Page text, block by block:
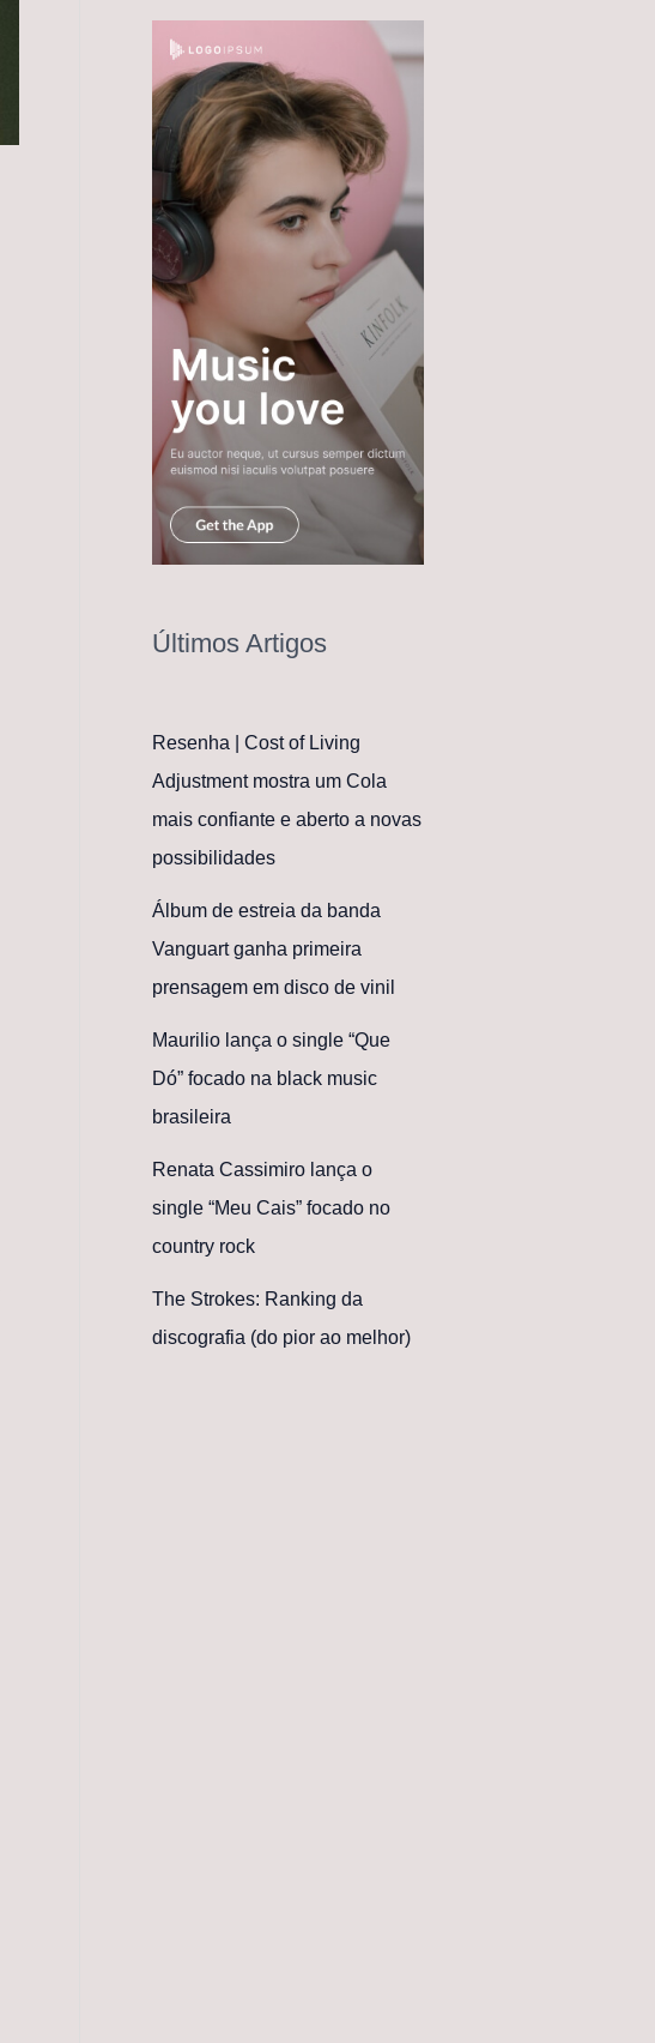
Últimos Artigos
Resenha | Cost of Living
Adjustment mostra um Cola
mais confiante e aberto a novas
possibilidades
Álbum de estreia da banda
Vanguart ganha primeira
prensagem em disco de vinil
Maurilio lança o single “Que
Dó” focado na black music
brasileira
Renata Cassimiro lança o
single “Meu Cais” focado no
country rock
The Strokes: Ranking da
discografia (do pior ao melhor)